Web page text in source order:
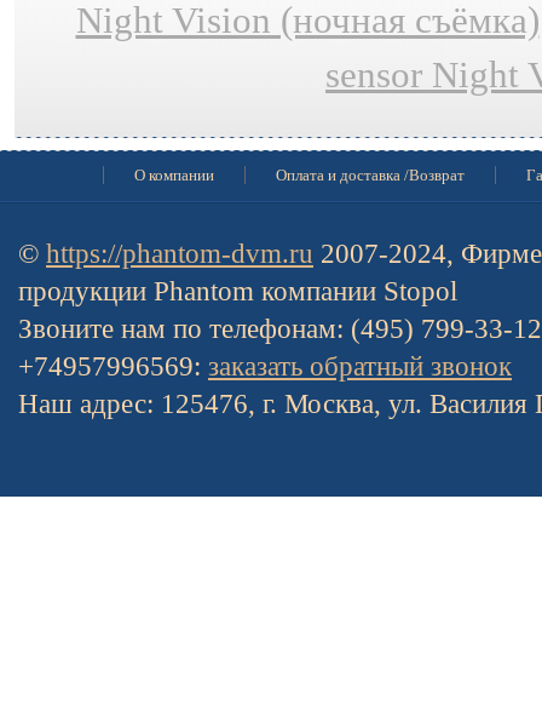
Night Vision (ночная съёмка)
sensor Night
О компании Оплата и доставка /Возврат
© https://phantom-dvm.ru 2007-2024,
продукции Phantom компании Stopol
Звоните нам по телефонам: (495) 799-33-
+74957996569: заказать обратный звонок
Наш адрес: 125476, г. Москва, ул. Василия